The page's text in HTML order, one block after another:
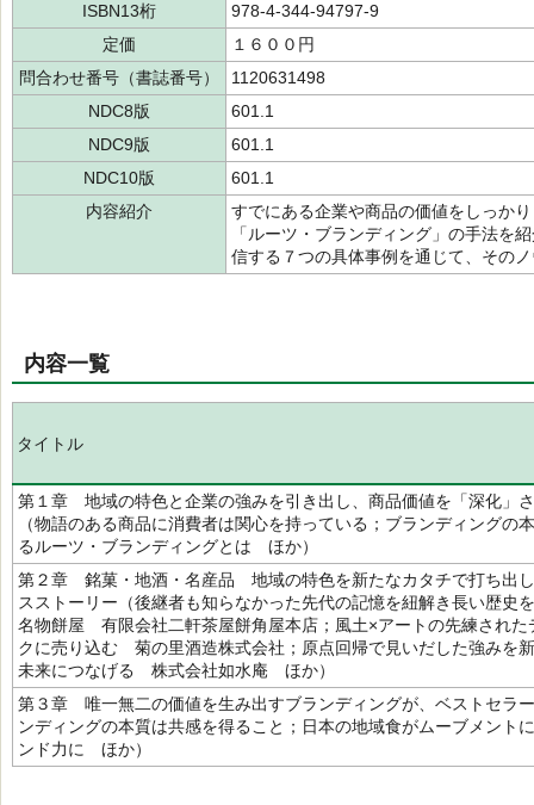
ISBN13桁
978-4-344-94797-9
定価
１６００円
問合わせ番号（書誌番号）
1120631498
NDC8版
601.1
NDC9版
601.1
NDC10版
601.1
内容紹介
すでにある企業や商品の価値をしっか
「ルーツ・ブランディング」の手法を
信する７つの具体事例を通じて、その
内容一覧
タイトル
第１章 地域の特色と企業の強みを引き出し、商品価値を「深化」
（物語のある商品に消費者は関心を持っている；ブランディングの
るルーツ・ブランディングとは ほか）
第２章 銘菓・地酒・名産品 地域の特色を新たなカタチで打ち出
スストーリー（後継者も知らなかった先代の記憶を紐解き長い歴史
名物餅屋 有限会社二軒茶屋餅角屋本店；風土×アートの先練された
クに売り込む 菊の里酒造株式会社；原点回帰で見いだした強みを
未来につなげる 株式会社如水庵 ほか）
第３章 唯一無二の価値を生み出すブランディングが、ベストセラ
ンディングの本質は共感を得ること；日本の地域食がムーブメント
ンド力に ほか）